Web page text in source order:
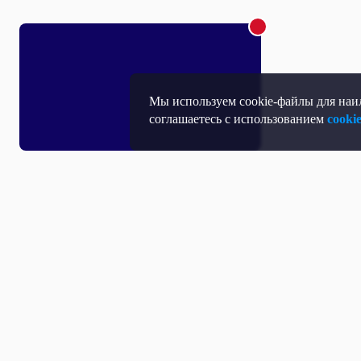
Мы используем cookie-файлы для
соглашаетесь с использованием